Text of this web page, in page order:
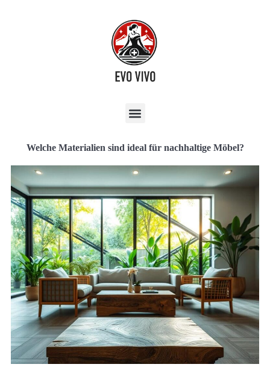
Welche Materialien sind ideal für nachhaltige Möbel?